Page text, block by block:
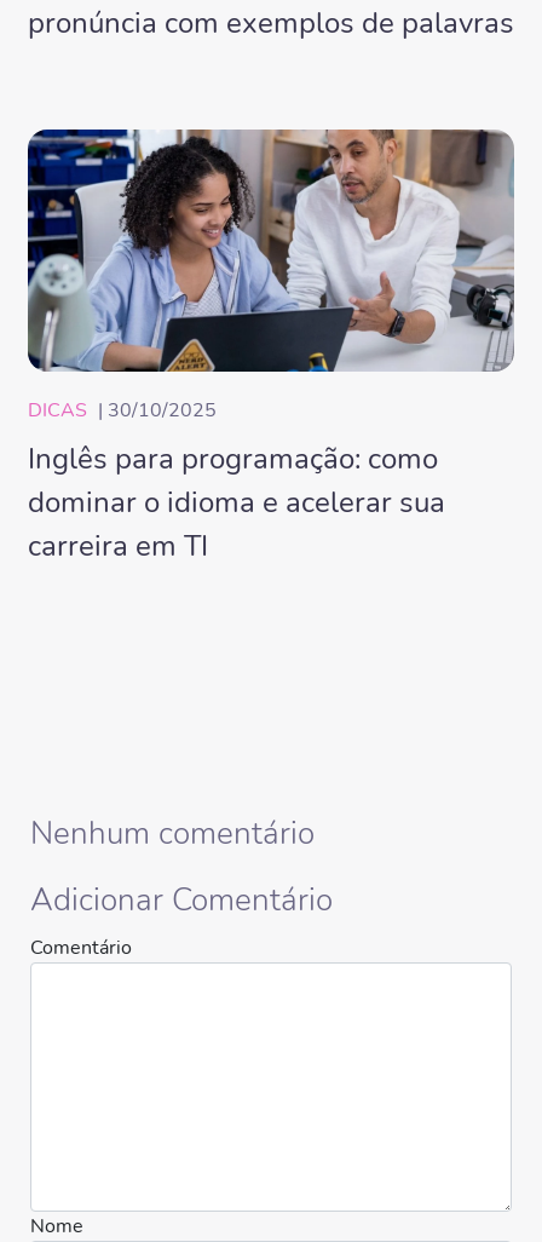
pronúncia com exemplos de palavras
DICAS | 30/10/2025
Inglês para programação: como
dominar o idioma e acelerar sua
carreira em TI
Nenhum comentário
Adicionar Comentário
Comentário
Nome